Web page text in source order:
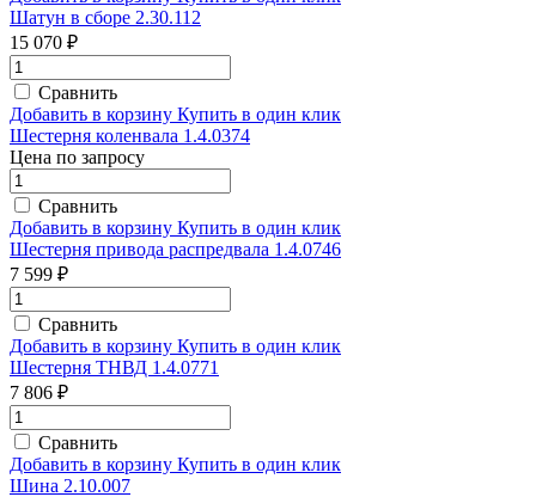
Шатун в сборе 2.30.112
15 070 ₽
Сравнить
Добавить в корзину Купить в один клик
Шестерня коленвала 1.4.0374
Цена по запросу
Сравнить
Добавить в корзину Купить в один клик
Шестерня привода распредвала 1.4.0746
7 599 ₽
Сравнить
Добавить в корзину Купить в один клик
Шестерня ТНВД 1.4.0771
7 806 ₽
Сравнить
Добавить в корзину Купить в один клик
Шина 2.10.007